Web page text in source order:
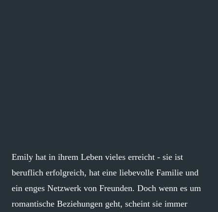
Emily hat in ihrem Leben vieles erreicht - sie ist
beruflich erfolgreich, hat eine liebevolle Familie und
ein enges Netzwerk von Freunden. Doch wenn es um
romantische Beziehungen geht, scheint sie immer